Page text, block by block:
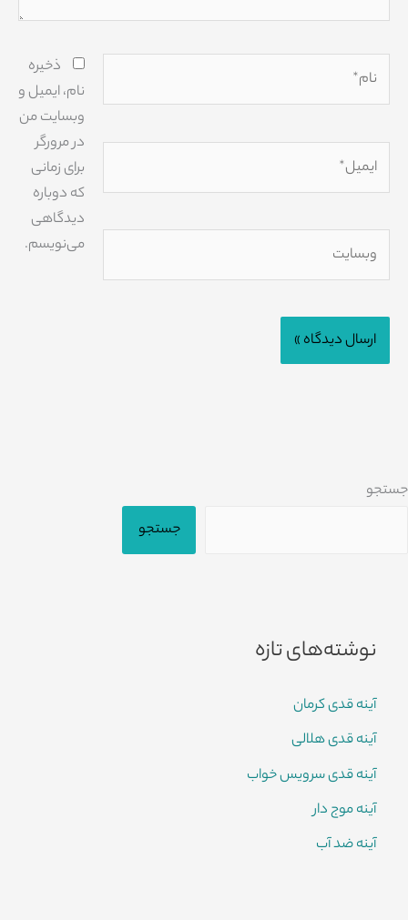
نام*
ذخیره
نام، ایمیل و
وبسایت من
در مرورگر
برای زمانی
که دوباره
دیدگاهی
می‌نویسم.
جستجو
جستجو
نوشته‌های تازه
آینه قدی کرمان
آینه قدی هلالی
آینه قدی سرویس خواب
آینه موج دار
آینه ضد آب